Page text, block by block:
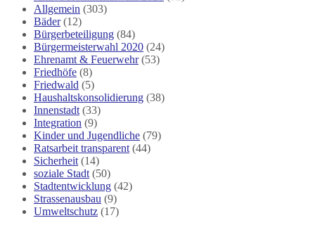
Allgemein (303)
Bäder(12)
Bürgerbeteiligung (84)
Bürgermeisterwahl 2020 (24)
Ehrenamt & Feuerwehr(53)
Friedhöfe (8)
Friedwald (5)
Haushaltskonsolidierung (38)
Innenstadt (33)
Integration (9)
Kinder und Jugendliche (79)
Ratsarbeit transparent (44)
Sicherheit (14)
soziale Stadt (50)
Stadtentwicklung (42)
Strassenausbau (9)
Umweltschutz (17)